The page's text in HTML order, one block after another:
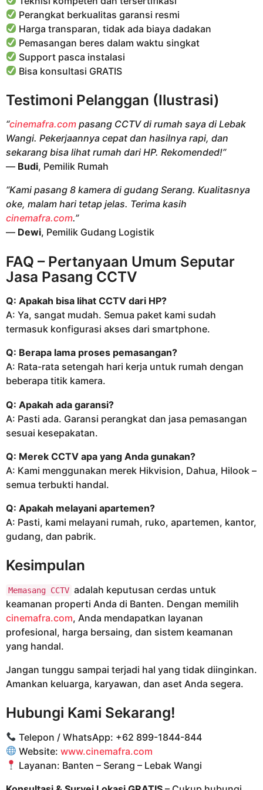
Perangkat berkualitas garansi resmi
Harga transparan, tidak ada biaya dadakan
Pemasangan beres dalam waktu singkat
Support pasca instalasi
Bisa konsultasi GRATIS
Testimoni Pelanggan (Ilustrasi)
“cinemafra.com pasang CCTV di rumah saya di Lebak
Wangi. Pekerjaannya cepat dan hasilnya rapi, dan
sekarang bisa lihat rumah dari HP. Rekomended!”
— Budi, Pemilik Rumah
“Kami pasang 8 kamera di gudang Serang. Kualitasnya
oke, malam hari tetap jelas. Terima kasih
cinemafra.com.”
— Dewi, Pemilik Gudang Logistik
FAQ – Pertanyaan Umum Seputar
Jasa Pasang CCTV
Q: Apakah bisa lihat CCTV dari HP?
A: Ya, sangat mudah. Semua paket kami sudah
termasuk konfigurasi akses dari smartphone.
Q: Berapa lama proses pemasangan?
A: Rata-rata setengah hari kerja untuk rumah dengan
beberapa titik kamera.
Q: Apakah ada garansi?
A: Pasti ada. Garansi perangkat dan jasa pemasangan
sesuai kesepakatan.
Q: Merek CCTV apa yang Anda gunakan?
A: Kami menggunakan merek Hikvision, Dahua, Hilook –
semua terbukti handal.
Q: Apakah melayani apartemen?
A: Pasti, kami melayani rumah, ruko, apartemen, kantor,
gudang, dan pabrik.
Kesimpulan
Memasang CCTV adalah keputusan cerdas untuk
keamanan properti Anda di Banten. Dengan memilih
cinemafra.com, Anda mendapatkan layanan
profesional, harga bersaing, dan sistem keamanan
yang handal.
Jangan tunggu sampai terjadi hal yang tidak diinginkan.
Amankan keluarga, karyawan, dan aset Anda segera.
Hubungi Kami Sekarang!
Telepon / WhatsApp: +62 899-1844-844
Website:www.cinemafra.com
Layanan: Banten – Serang – Lebak Wangi